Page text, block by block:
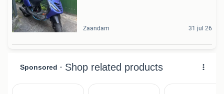
Zaandam 31 jul 26